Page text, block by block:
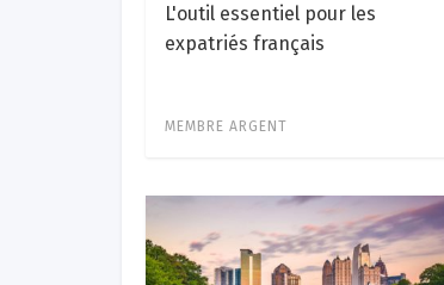
L'outil essentiel pour les
expatriés français
MEMBRE ARGENT